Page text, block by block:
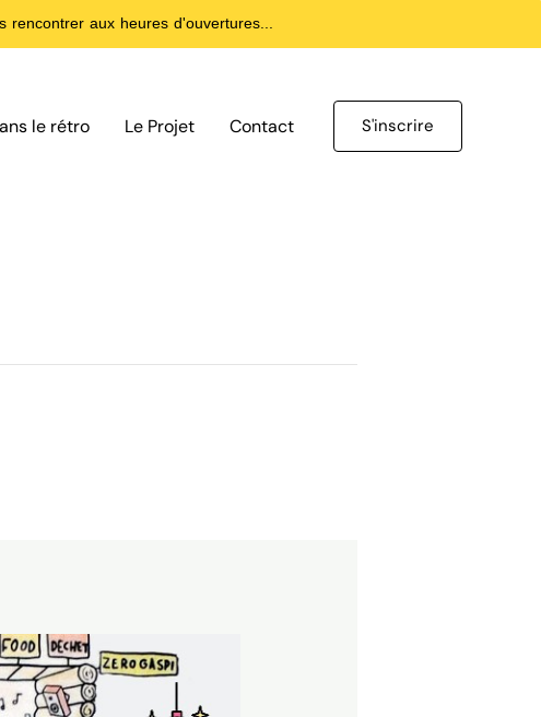
aux heures d'ouvertures...
le rétro Le Projet Contact S'inscrire